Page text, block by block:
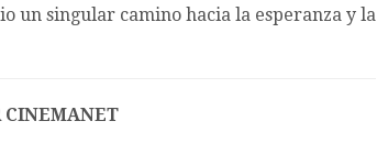
un singular camino hacia la esperanza y la
CINEMANET